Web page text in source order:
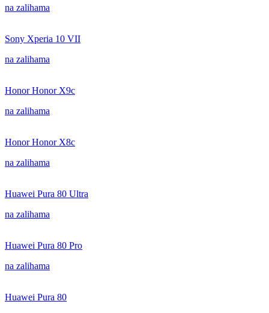
na zalihama
Sony Xperia 10 VII
na zalihama
Honor Honor X9c
na zalihama
Honor Honor X8c
na zalihama
Huawei Pura 80 Ultra
na zalihama
Huawei Pura 80 Pro
na zalihama
Huawei Pura 80